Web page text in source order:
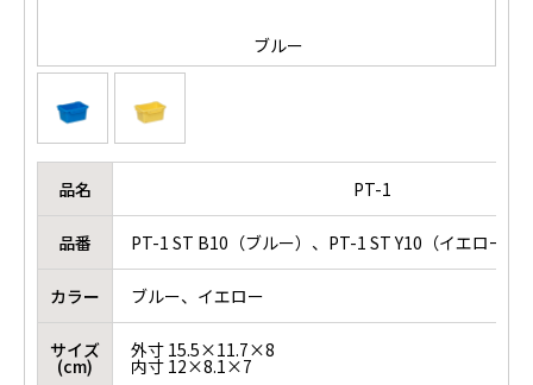
ブルー
品名 PT-1
品番 PT-1 ST B10（ブルー）、PT-1 ST Y10（イエロー）
カラー ブルー、イエロー
サイズ
(cm)
外寸 15.5×11.7×8
内寸 12×8.1×7